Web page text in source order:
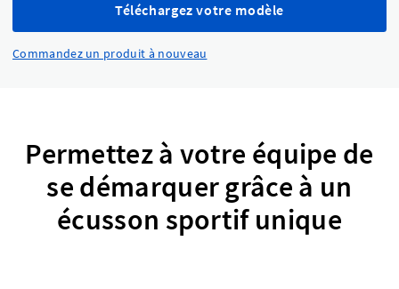
Téléchargez votre modèle
Commandez un produit à nouveau
Permettez à votre équipe de
se démarquer grâce à un
écusson sportif unique